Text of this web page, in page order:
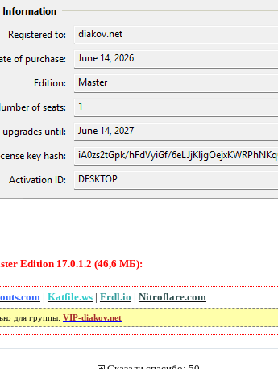
Edition 17.0.1.2 (46,6 МБ):
| Katfile.ws| Frdl.io | Nitroflare.com
для группы: VIP-diakov.net